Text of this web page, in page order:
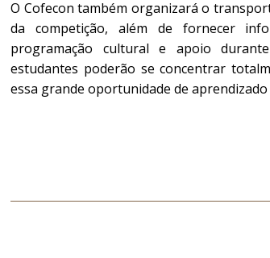
O Cofecon também organizará o
da competição, além de fornecer
programação cultural e apoio
estudantes poderão se concentrar
essa grande oportunidade de